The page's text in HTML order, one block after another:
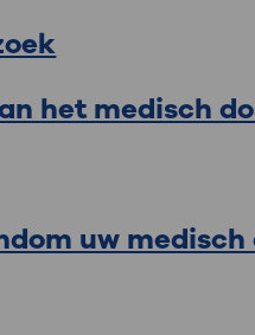
het medisch
uw medisch